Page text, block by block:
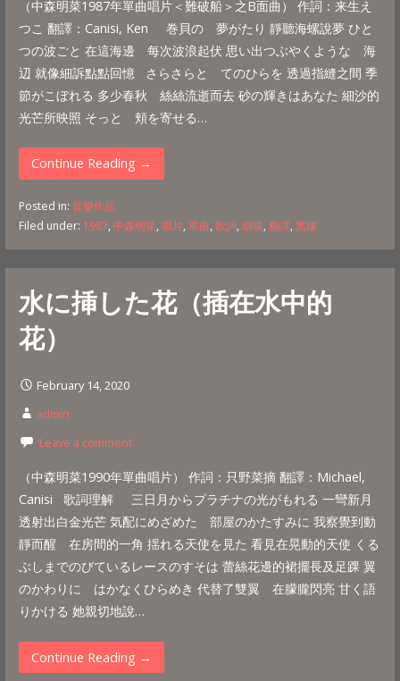
（中森明菜1987年單曲唱片＜難破船＞之B面曲） 作詞：来生え
つこ 翻譯：Canisi, Ken 巻貝の 夢がたり 靜聽海螺說夢 ひと
つの波ごと 在這海邊 每次波浪起伏 思い出つぶやくような 海
辺 就像細訴點點回憶 さらさらと てのひらを 透過指縫之間 季
節がこぼれる 多少春秋 絲絲流逝而去 砂の輝きはあなた 細沙的
光芒所映照 そっと 頬を寄せる…
Continue Reading →
Posted in: 音樂作品
Filed under: 1987, 中森明菜, 唱片, 單曲, 歌詞, 細碟, 翻譯, 黑膠
水に挿した花（插在水中的
花）
February 14, 2020
admin
Leave a comment
（中森明菜1990年單曲唱片） 作詞‎：只野菜摘 翻譯：Michael,
Canisi 歌詞理解 三日月からプラチナの光がもれる 一彎新月
透射出白金光芒 気配にめざめた 部屋のかたすみに 我察覺到動
靜而醒 在房間的一角 揺れる天使を見た 看見在晃動的天使 くる
ぶしまでのびているレースのすそは 蕾絲花邊的裙擺長及足踝 翼
のかわりに はかなくひらめき 代替了雙翼 在朦朧閃亮 甘く語
りかける 她親切地說…
Continue Reading →